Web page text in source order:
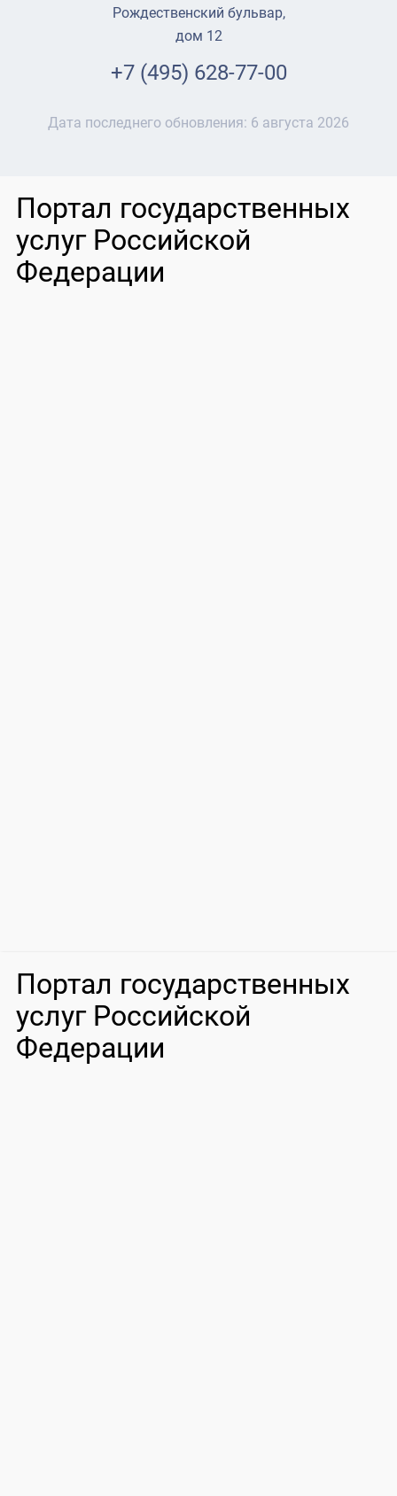
Рождественский бульвар,
дом 12
+7 (495) 628-77-00
Дата последнего обновления: 6 августа 2026
Портал государственных
услуг Российской
Федерации
Портал государственных
услуг Российской
Федерации